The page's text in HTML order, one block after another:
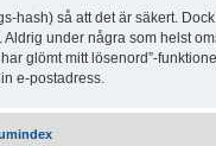
hash) så att det är säkert.
Aldrig under några som helst
glömt mitt lösenord”-
e-postadress.